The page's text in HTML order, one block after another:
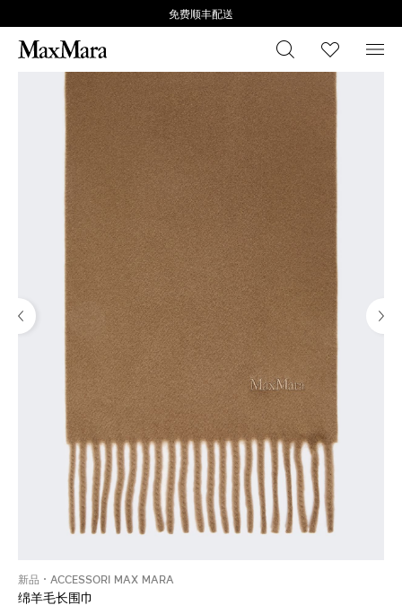
免费顺丰配送
搜索 心愿清
菜
新品 ACCESSORI MAX MARA
绵羊毛长围巾